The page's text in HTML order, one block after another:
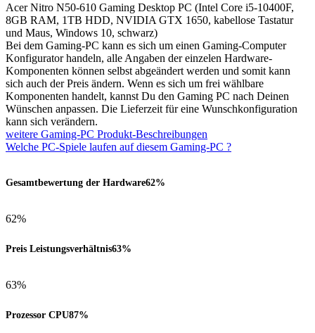
Acer Nitro N50-610 Gaming Desktop PC (Intel Core i5-10400F,
8GB RAM, 1TB HDD, NVIDIA GTX 1650, kabellose Tastatur
und Maus, Windows 10, schwarz)
Bei dem Gaming-PC kann es sich um einen Gaming-Computer
Konfigurator handeln, alle Angaben der einzelen Hardware-
Komponenten können selbst abgeändert werden und somit kann
sich auch der Preis ändern. Wenn es sich um frei wählbare
Komponenten handelt, kannst Du den Gaming PC nach Deinen
Wünschen anpassen. Die Lieferzeit für eine Wunschkonfiguration
kann sich verändern.
weitere Gaming-PC Produkt-Beschreibungen
Welche PC-Spiele laufen auf diesem Gaming-PC ?
Gesamtbewertung der Hardware62%
62%
Preis Leistungsverhältnis63%
63%
Prozessor CPU87%